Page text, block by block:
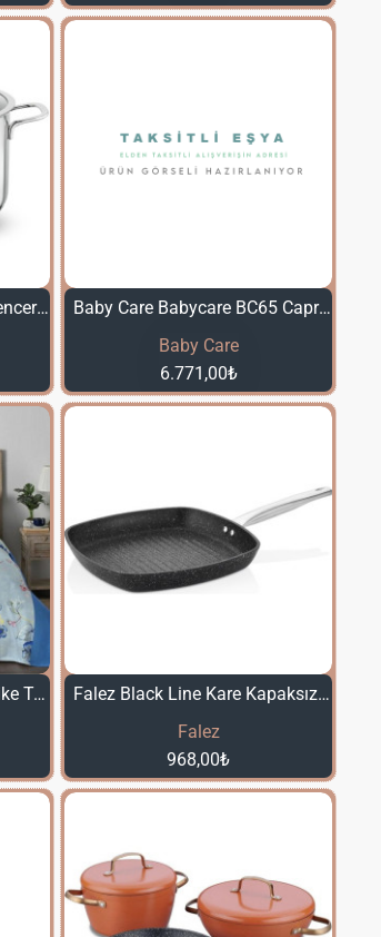
Schafer Held Çelik Derin Tencere 30 cm 2 Parça Inox
Baby Care
Baby Care Babycare BC65 Capron Çift Yönlü Bebek Arabası Gold Siyah
6.771,00₺
Özdilek Pioen Tek Kişilik Pike Takımı Mavi
Falez
Falez Black Line Kare Kapaksız Tava 28 Cm.
968,00₺